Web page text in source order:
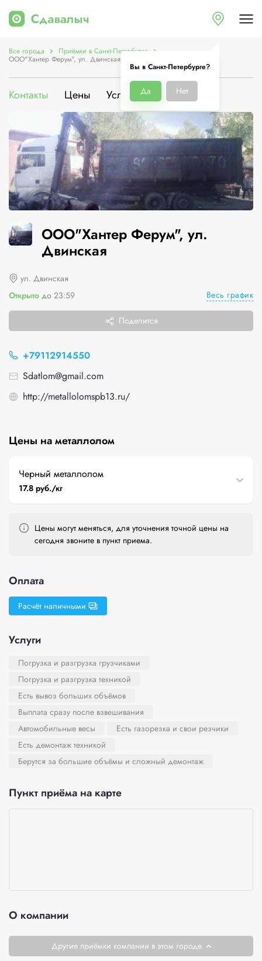
Вы в Санкт-Петербурге?
Да Нет
Все города Приёмки в Санкт-Петербурге
ООО"Хантер Ферум", ул. Двинская
Контакты Цены Услуги О компании
ООО"Хантер Ферум", ул.
Двинская
ул. Двинская
Открыто до 23:59 Весь график
Поделится
+79112914550
Sdatlom@gmail.com
http://metallolomspb13.ru/
Цены на металлолом
Черный металлолом
17.8 руб./кг
Цены могут меняться, для уточнения точной цены на
сегодня звоните в пункт приема.
Оплата
Расчёт наличными
Услуги
Погрузка и разгрузка грузчиками
Погрузка и разгрузка техникой
Есть вывоз больших объёмов
Выплата сразу после взвешивания
Автомобильные весы
Есть газорезка и свои резчики
Есть демонтаж техникой
Берутся за большие объёмы и сложный демонтаж
Пункт приёма на карте
О компании
Другие приёмки компании в этом городе